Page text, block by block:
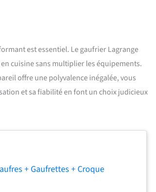
est essentiel. Le gaufrier Lagrange
cuisine sans multiplier les équipements.
offre une polyvalence inégalée, vous
et sa fiabilité en font un choix judicieux
+ Gaufrettes + Croque